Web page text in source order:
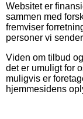
Websitet er
sammen med
fremviser
personer vi
Viden om tilbud
det er umuligt for
muligvis er
hjemmesidens